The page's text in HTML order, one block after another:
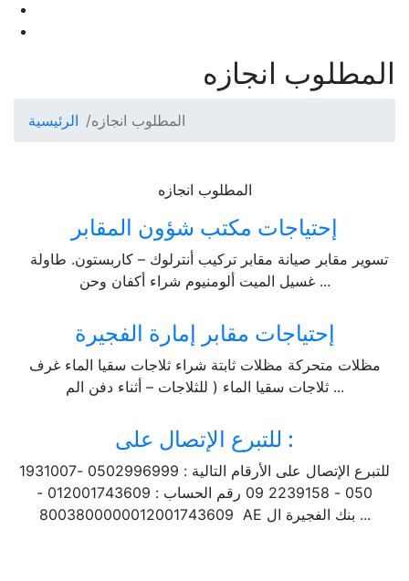
المطلوب انجازه
الرئيسية المطلوب انجازه
المطلوب انجازه
إحتياجات مكتب شؤون المقابر
غسيل الميت ألومنيوم شراء أكفان وحن ...
إحتياجات مقابر إمارة الفجيرة
مظلات متحركة مظلات ثابتة شراء ثلاجات سقيا الماء غرف
ثلاجات سقيا الماء ( للثلاجات – أثناء دفن الم ...
للتبرع الإتصال على :
للتبرع الإتصال على الأرقام التالية : 0502996999 -1931007
050 - 2239158 09 رقم الحساب : 012001743609 -
8003800000012001743609 AE بنك الفجيرة ال ...